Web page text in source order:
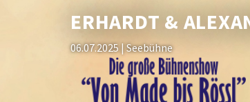
ERHARDT &
06.07.2025 | Seebühne